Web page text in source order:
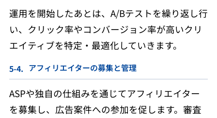
運用を開始したあとは、A/Bテストを繰り返し行
い、クリック率やコンバージョン率が高いクリ
エイティブを特定・最適化していきます。
アフィリエイターの募集と管理
ASPや独自の仕組みを通じてアフィリエイター
を募集し、広告案件への参加を促します。審査